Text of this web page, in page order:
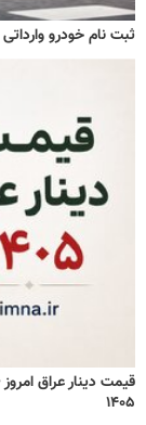
ثبت نام خودرو وارداتی مرداد ۱۴۰۵ + سامانه،
۱۴۰۵